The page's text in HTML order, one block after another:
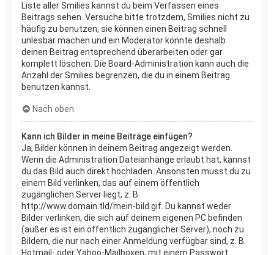
Liste aller Smilies kannst du beim Verfassen eines
Beitrags sehen. Versuche bitte trotzdem, Smilies nicht zu
häufig zu benutzen, sie können einen Beitrag schnell
unlesbar machen und ein Moderator könnte deshalb
deinen Beitrag entsprechend überarbeiten oder gar
komplett löschen. Die Board-Administration kann auch die
Anzahl der Smilies begrenzen, die du in einem Beitrag
benutzen kannst.
Nach oben
Kann ich Bilder in meine Beiträge einfügen?
Ja, Bilder können in deinem Beitrag angezeigt werden.
Wenn die Administration Dateianhänge erlaubt hat, kannst
du das Bild auch direkt hochladen. Ansonsten musst du zu
einem Bild verlinken, das auf einem öffentlich
zugänglichen Server liegt, z. B.
http://www.domain.tld/mein-bild.gif. Du kannst weder
Bilder verlinken, die sich auf deinem eigenen PC befinden
(außer es ist ein öffentlich zugänglicher Server), noch zu
Bildern, die nur nach einer Anmeldung verfügbar sind, z. B.
Hotmail- oder Yahoo-Mailboxen, mit einem Passwort